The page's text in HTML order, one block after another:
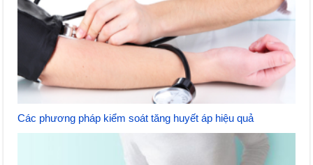
Các phương pháp kiểm soát tăng huyết áp hiệu quả